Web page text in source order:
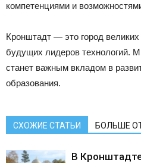
компетенциями и
Кронштадт — это город
будущих лидеров технологий.
станет важным вкладом в
образования.
СХОЖИЕ СТАТЬИ БОЛЬШЕ
В